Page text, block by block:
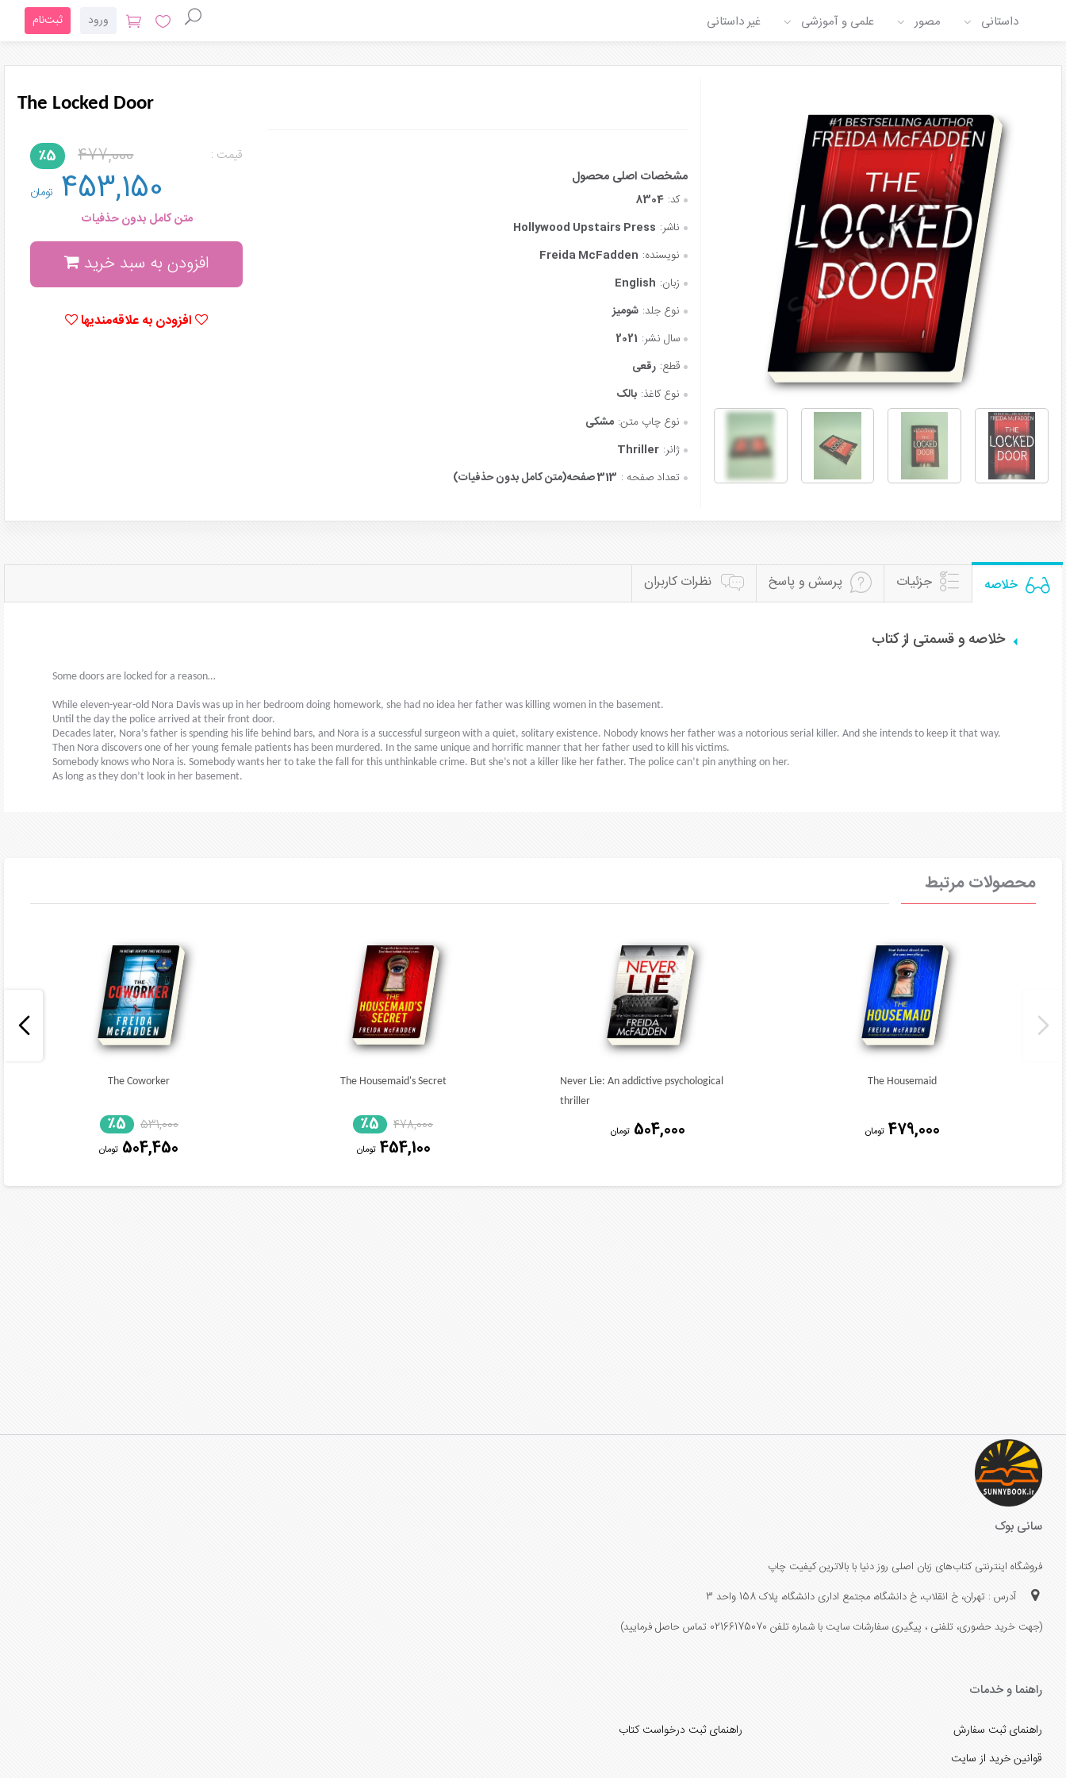
داستانی مصور علمی و آموزشی غیر داستانی ورود ثبت‌نام
The Locked Door
کد: 8304
ناشر: Hollywood Upstairs Press
نویسنده: Freida McFadden
زبان: English
نوع جلد: شومیز
سال نشر: 2021
قطع: رقعی
نوع کاغذ: بالک
نوع چاپ متن: مشکی
ژانر: Thriller
تعداد صفحه : 313 صفحه(متن کامل بدون حذفیات)
قیمت : 477,000 ٪5
453,150 تومان
متن کامل بدون حذفیات
افزودن به سبد خرید
افزودن به علاقه‌مندیها
خلاصه جزئیات پرسش و پاسخ نظرات کاربران
خلاصه و قسمتی از کتاب
Some doors are locked for a reason…
While eleven-year-old Nora Davis was up in her bedroom doing homework, she had no idea her father was killing women in the basement.
Until the day the police arrived at their front door.
Decades later, Nora’s father is spending his life behind bars, and Nora is a successful surgeon with a quiet, solitary existence. Nobody knows her father was a notorious serial killer. And she intends to keep it that way.
Then Nora discovers one of her young female patients has been murdered. In the same unique and horrific manner that her father used to kill his victims.
Somebody knows who Nora is. Somebody wants her to take the fall for this unthinkable crime. But she’s not a killer like her father. The police can’t pin anything on her.
As long as they don’t look in her basement.
محصولات مرتبط
The Housemaid
479,000 تومان
Never Lie: An addictive psychological
thriller
504,000 تومان
The Housemaid's Secret
478,000
٪5
454,100 تومان
The Coworker
531,000
٪5
504,450 تومان
سانی بوک
فروشگاه اینترنتی کتاب‌های زبان اصلی روز دنیا با بالاترین کیفیت چاپ
آدرس : تهران، خ انقلاب، خ دانشگاه، مجتمع اداری دانشگاه، پلاک 158 واحد 3
(جهت خرید حضوری، تلفنی ، پیگیری سفارشات سایت با شماره تلفن 02166175070 تماس حاصل فرمایید)
راهنما و خدمات
راهنمای ثبت سفارش
راهنمای ثبت درخواست کتاب
قوانین خرید از سایت